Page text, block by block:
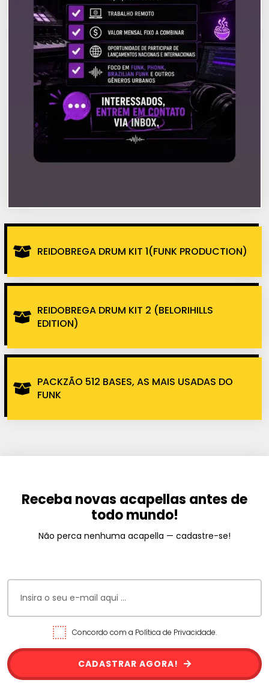
REIDOBREGA DRUM KIT 1(FUNK PRODUCTION)
REIDOBREGA DRUM KIT 2 (BELORIHILLS
EDITION)
PACKZÃO 512 BASES, AS MAIS USADAS DO
FUNK
Receba novas acapellas antes de
todo mundo!
Não perca nenhuma acapella — cadastre-se!
Concordo com a Política de Privacidade.
CADASTRAR AGORA!